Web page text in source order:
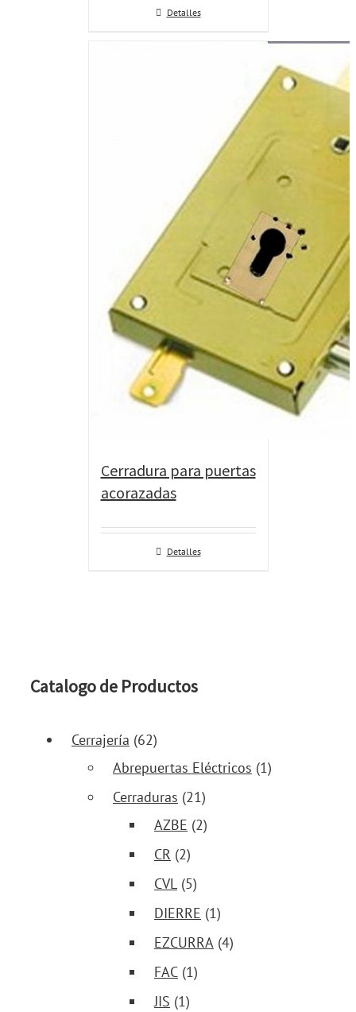
Detalles
Cerradura para puertas
acorazadas
Detalles
Catalogo de Productos
Cerrajería (62)
Abrepuertas Eléctricos (1)
Cerraduras (21)
AZBE (2)
CR (2)
CVL (5)
DIERRE (1)
EZCURRA (4)
FAC (1)
JIS (1)